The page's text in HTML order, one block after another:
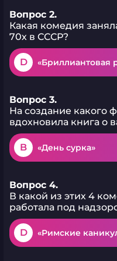
Вопрос 2.
Какая комедия
70х в СССР?
D «Бриллиантовая
Вопрос 3.
На создание какого
вдохновила книга о
B «День сурка»
Вопрос 4.
В какой из этих 4
работала под
D «Римские